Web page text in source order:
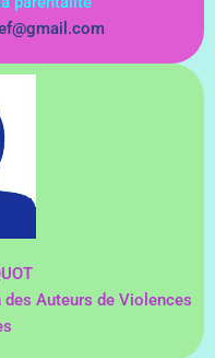
Auteurs de Violences